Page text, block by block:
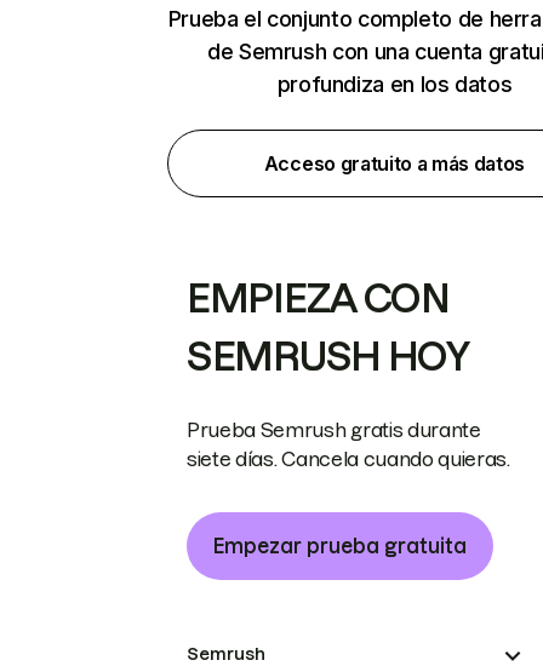
Prueba el conjunto completo de
de Semrush con una cuenta
profundiza en los datos
Acceso gratuito a más datos
EMPIEZA CON
SEMRUSH HOY
Prueba Semrush gratis durante
siete días. Cancela cuando quieras.
Empezar prueba gratuita
Semrush